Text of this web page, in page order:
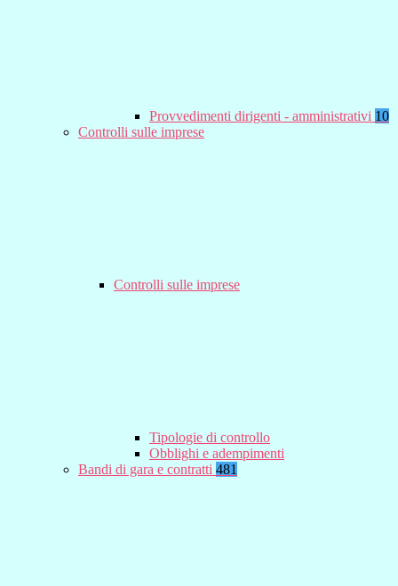
Provvedimenti dirigenti - amministrativi 10
Controlli sulle imprese
Controlli sulle imprese
Tipologie di controllo
Obblighi e adempimenti
Bandi di gara e contratti 481